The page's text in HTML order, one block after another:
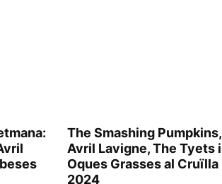
The Smashing Pumpkins,
Avril Lavigne, The Tyets i
Oques Grasses al Cruïlla
2024